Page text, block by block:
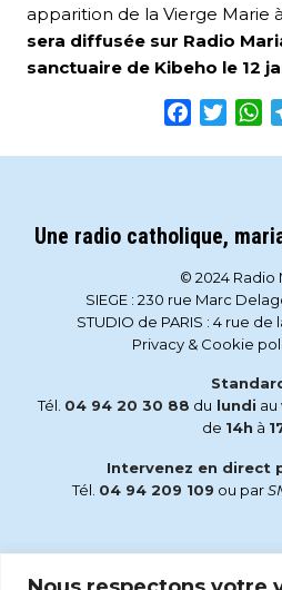
apparition de la Vierge Marie
sera diffusée sur Radio
sanctuaire de Kibeho le 12
Facebook
Une radio catholique,
© 2024 Radio
SIEGE : 230 rue Marc
STUDIO de PARIS : 4 rue
Privacy & Cookie
Tél. 04 94 20 30 88 du lundi au
de 14h à
Intervenez en direct
Tél. 04 94 209 109 ou par